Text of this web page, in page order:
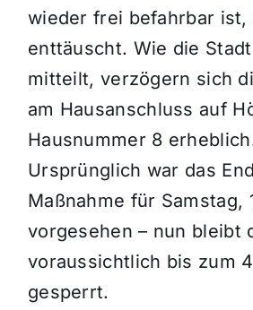
wieder frei befahrbar ist,
enttäuscht. Wie die
mitteilt, verzögern sich
am Hausanschluss auf
Hausnummer 8
Ursprünglich war das
Maßnahme für Samstag,
vorgesehen – nun bleibt
voraussichtlich bis zum
gesperrt.